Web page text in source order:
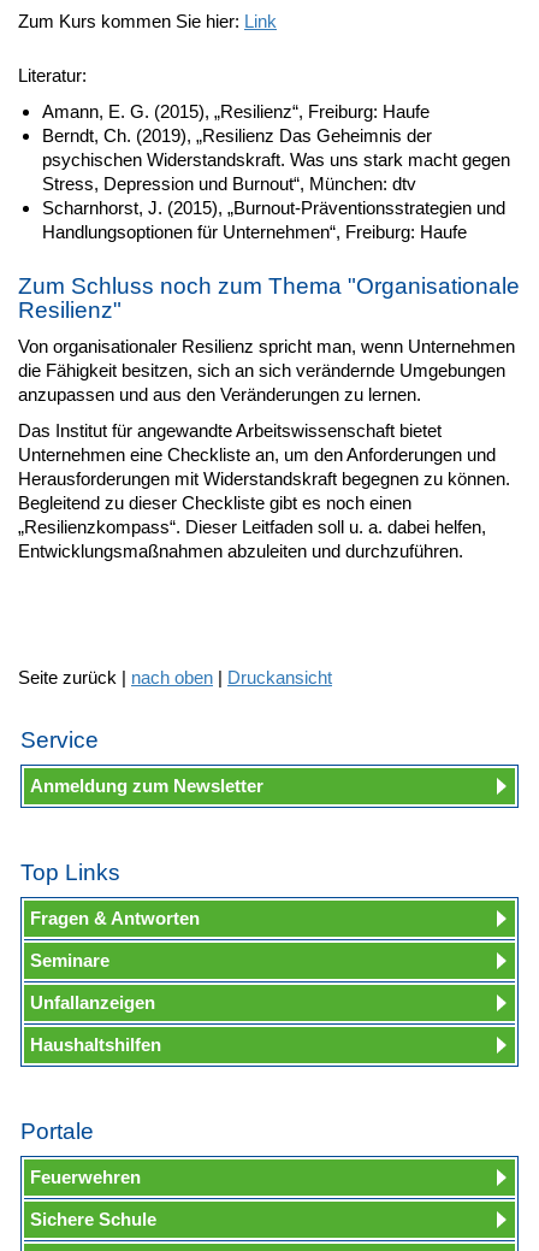
Zum Kurs kommen Sie hier: Link
Literatur:
Amann, E. G. (2015), „Resilienz“, Freiburg: Haufe
Berndt, Ch. (2019), „Resilienz Das Geheimnis der
psychischen Widerstandskraft. Was uns stark macht gegen
Stress, Depression und Burnout“, München: dtv
Scharnhorst, J. (2015), „Burnout-Präventionsstrategien und
Handlungsoptionen für Unternehmen“, Freiburg: Haufe
Zum Schluss noch zum Thema "Organisationale
Resilienz"
Von organisationaler Resilienz spricht man, wenn Unternehmen
die Fähigkeit besitzen, sich an sich verändernde Umgebungen
anzupassen und aus den Veränderungen zu lernen.
Das Institut für angewandte Arbeitswissenschaft bietet
Unternehmen eine Checkliste an, um den Anforderungen und
Herausforderungen mit Widerstandskraft begegnen zu können.
Begleitend zu dieser Checkliste gibt es noch einen
„Resilienzkompass“. Dieser Leitfaden soll u. a. dabei helfen,
Entwicklungsmaßnahmen abzuleiten und durchzuführen.
Seite zurück | nach oben | Druckansicht
Service
Anmeldung zum Newsletter
Top Links
Fragen & Antworten
Seminare
Unfallanzeigen
Haushaltshilfen
Portale
Feuerwehren
Sichere Schule